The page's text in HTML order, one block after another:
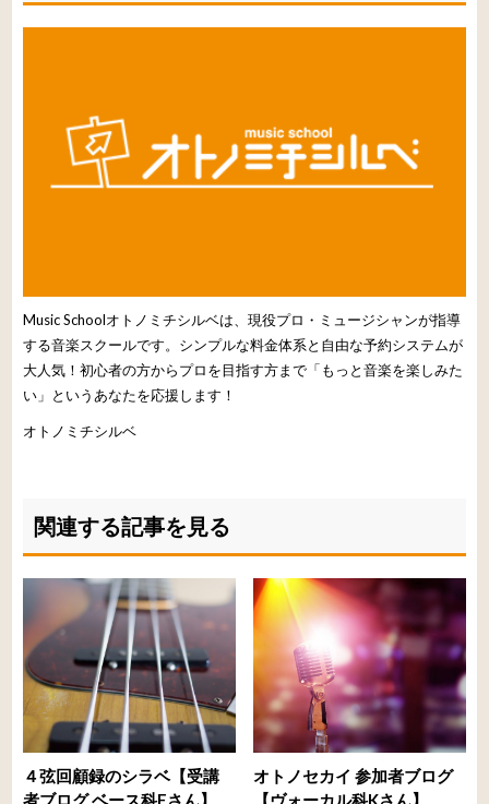
Music Schoolオトノミチシルベは、現役プロ・ミュージシャンが指導
する音楽スクールです。シンプルな料金体系と自由な予約システムが
大人気！初心者の方からプロを目指す方まで「もっと音楽を楽しみた
い」というあなたを応援します！
オトノミチシルベ
関連する記事を見る
４弦回顧録のシラベ【受講
者ブログ ベース科Eさん】
オトノセカイ 参加者ブログ
【ヴォーカル科Kさん】